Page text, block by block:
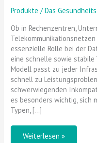
Produkte /Das
Ob in Rechenzentren,
essenzielle Rolle bei der
eine schnelle sowie stabile
Modell passt zu jeder
schnell zu
schwerwiegenden
es besonders wichtig, sich
Typen, […]
Weiterlesen »